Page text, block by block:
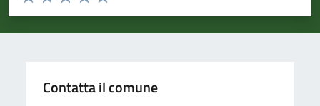
Valuta 5 stelle su 5
Valuta 4 stelle su 5
Valuta 3 stelle su 5
Valuta 2 stelle su 5
Valuta 1 stelle su 5
Contatta il comune